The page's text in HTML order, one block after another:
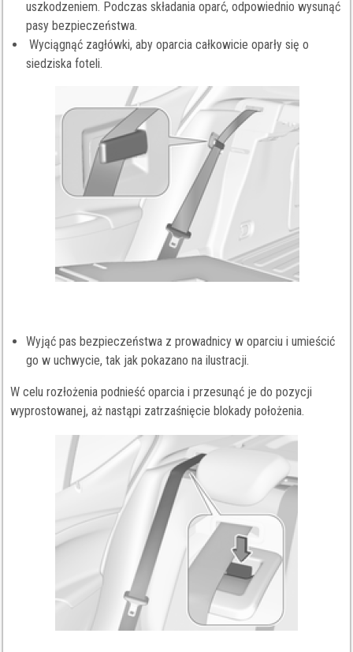
uszkodzeniem. Podczas składania oparć, odpowiednio wysunąć
pasy bezpieczeństwa.
Wyciągnąć zagłówki, aby oparcia całkowicie oparły się o
siedziska foteli.
Wyjąć pas bezpieczeństwa z prowadnicy w oparciu i umieścić
go w uchwycie, tak jak pokazano na ilustracji.
W celu rozłożenia podnieść oparcia i przesunąć je do pozycji
wyprostowanej, aż nastąpi zatrzaśnięcie blokady położenia.